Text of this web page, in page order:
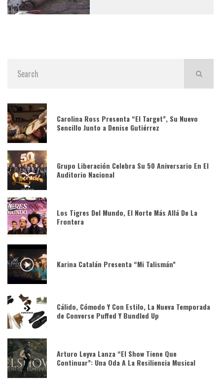
Carolina Ross Presenta “El Target”, Su Nuevo
Sencillo Junto a Denise Gutiérrez
Grupo Liberación Celebra Su 50 Aniversario En El
Auditorio Nacional
Los Tigres Del Mundo, El Norte Más Allá De La
Frontera
Karina Catalán Presenta “Mi Talismán”
Cálido, Cómodo Y Con Estilo, La Nueva Temporada
de Converse Puffed Y Bundled Up
Arturo Leyva Lanza “El Show Tiene Que
Continuar”: Una Oda A La Resiliencia Musical